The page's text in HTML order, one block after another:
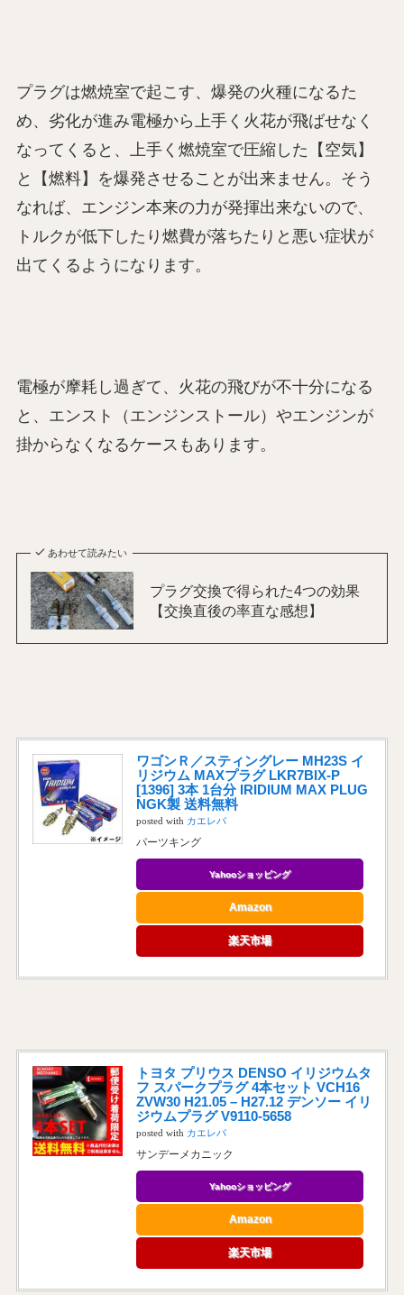
プラグは燃焼室で起こす、爆発の火種になるた
め、劣化が進み電極から上手く火花が飛ばせなく
なってくると、上手く燃焼室で圧縮した【空気】
と【燃料】を爆発させることが出来ません。そう
なれば、エンジン本来の力が発揮出来ないので、
トルクが低下したり燃費が落ちたりと悪い症状が
出てくるようになります。
電極が摩耗し過ぎて、火花の飛びが不十分になる
と、エンスト（エンジンストール）やエンジンが
掛からなくなるケースもあります。
あわせて読みたい
プラグ交換で得られた4つの効果
【交換直後の率直な感想】
ワゴンＲ／スティングレー MH23S イ
リジウム MAXプラグ LKR7BIX-P
[1396] 3本 1台分 IRIDIUM MAX PLUG
NGK製 送料無料
posted with カエレバ
パーツキング
Yahooショッピング
Amazon
楽天市場
トヨタ プリウス DENSO イリジウムタ
フ スパークプラグ 4本セット VCH16
ZVW30 H21.05 – H27.12 デンソー イリ
ジウムプラグ V9110-5658
posted with カエレバ
サンデーメカニック
Yahooショッピング
Amazon
楽天市場